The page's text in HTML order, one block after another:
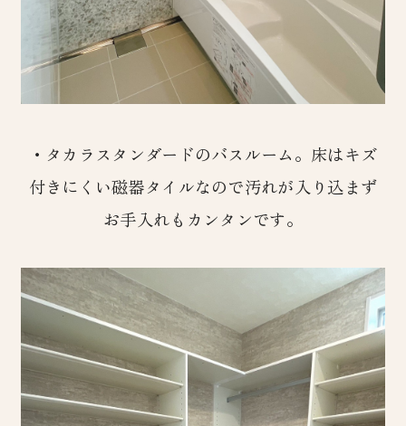
・タカラスタンダードのバスルーム。床はキズ
付きにくい磁器タイルなので汚れが入り込まず
お手入れもカンタンです。